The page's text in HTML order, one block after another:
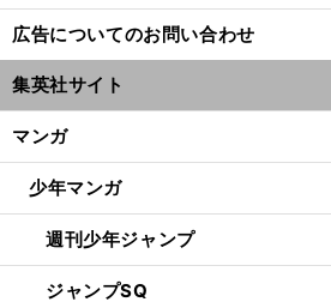
広告についてのお問い合わせ
集英社サイト
マンガ
少年マンガ
週刊少年ジャンプ
ジャンプSQ